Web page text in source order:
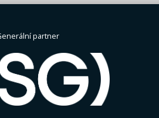
partner